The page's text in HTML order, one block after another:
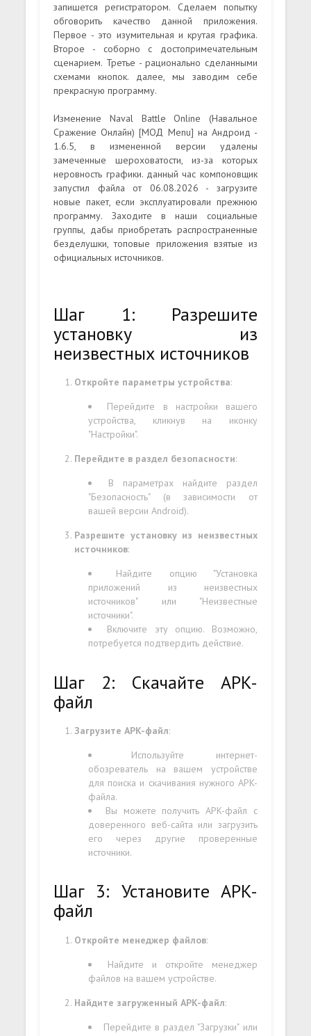
запишется регистратором. Сделаем попытку
обговорить качество данной приложения.
Первое - это изумительная и крутая графика.
Второе - соборно с достопримечательным
сценарием. Третье - рационально сделанными
схемами кнопок. далее, мы заводим себе
прекрасную программу.
Изменение Naval Battle Online (Навальное
Сражение Онлайн) [МОД Menu] на Андроид -
1.6.5, в измененной версии удалены
замеченные шероховатости, из-за которых
неровность графики. данный час компоновщик
запустил файла от 06.08.2026 - загрузите
новые пакет, если эксплуатировали прежнюю
программу. Заходите в наши социальные
группы, дабы приобретать распространенные
безделушки, топовые приложения взятые из
официальных источников.
Шаг 1: Разрешите
установку из
неизвестных источников
Откройте параметры устройства:
Перейдите в настройки вашего
устройства, кликнув на иконку
"Настройки".
Перейдите в раздел безопасности:
В параметрах найдите раздел
"Безопасность" (в зависимости от
вашей версии Android).
Разрешите установку из неизвестных
источников:
Найдите опцию "Установка
приложений из неизвестных
источников" или "Неизвестные
источники".
Включите эту опцию. Возможно,
потребуется подтвердить действие.
Шаг 2: Скачайте APK-
файл
Загрузите APK-файл:
Используйте интернет-
обозреватель на вашем устройстве
для поиска и скачивания нужного APK-
файла.
Вы можете получить APK-файл с
доверенного веб-сайта или загрузить
его через другие проверенные
источники.
Шаг 3: Установите APK-
файл
Откройте менеджер файлов:
Найдите и откройте менеджер
файлов на вашем устройстве.
Найдите загруженный APK-файл:
Перейдите в раздел "Загрузки" или